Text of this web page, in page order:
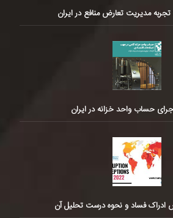
حساب واحد خزانه در ایران
فساد و نحوه درست تحلیل آن